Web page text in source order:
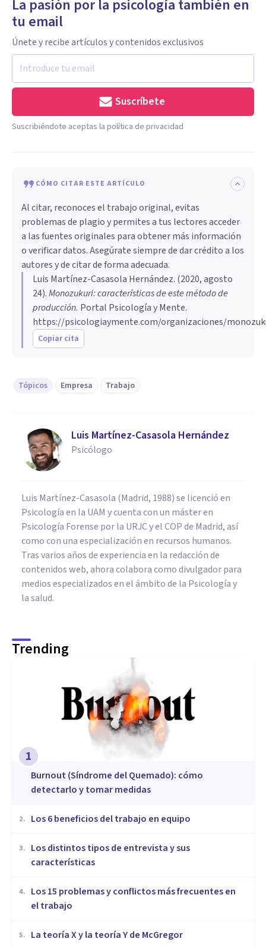
La pasión por la psicología también en
tu email
Únete y recibe artículos y contenidos exclusivos
Suscríbete
Suscribiéndote aceptas la política de privacidad
CÓMO CITAR ESTE ARTÍCULO
Al citar, reconoces el trabajo original, evitas
problemas de plagio y permites a tus lectores acceder
a las fuentes originales para obtener más información
o verificar datos. Asegúrate siempre de dar crédito a los
autores y de citar de forma adecuada.
Luis Martínez-Casasola Hernández. (2020, agosto
24).Monozukuri: características de este método de
producción. Portal Psicología y Mente.
https://psicologiaymente.com/organizaciones/
Copiar cita
Tópicos Empresa Trabajo
Luis Martínez-Casasola Hernández
Psicólogo
Luis Martínez-Casasola (Madrid, 1988) se licenció en
Psicología en la UAM y cuenta con un máster en
Psicología Forense por la URJC y el COP de Madrid, así
como con una especialización en recursos humanos.
Tras varios años de experiencia en la redacción de
contenidos web, ahora colabora como divulgador para
medios especializados en el ámbito de la Psicología y
la salud.
Trending
1
Burnout (Síndrome del Quemado): cómo
detectarlo y tomar medidas
2. ​Los 6 beneficios del trabajo en equipo
3.
​Los distintos tipos de entrevista y sus
características
4.
​Los 15 problemas y conflictos más frecuentes en
el trabajo
5. La teoría X y la teoría Y de McGregor